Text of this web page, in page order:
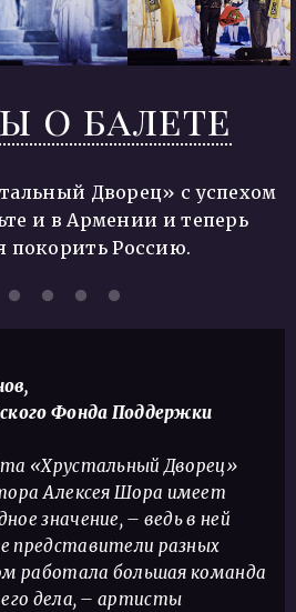
о балете
Дворец» с успехом
и в Армении и теперь
покорить Россию.
Фонда Поддержки
«Хрустальный Дворец»
Алексея Шора имеет
значение, – ведь в ней
представители разных
работала большая команда
дела, – артисты